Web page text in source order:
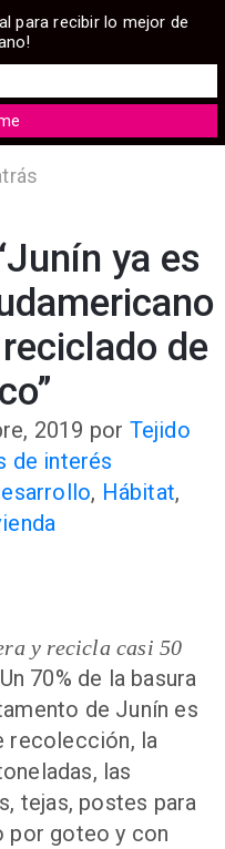
ya es
de
2019 por Tejido
de interés
, Hábitat,
y recicla casi 50
Un 70% de la basura
de Junín es
recolección, la
las
tejas, postes para
por goteo y con
para recibir lo mejor de